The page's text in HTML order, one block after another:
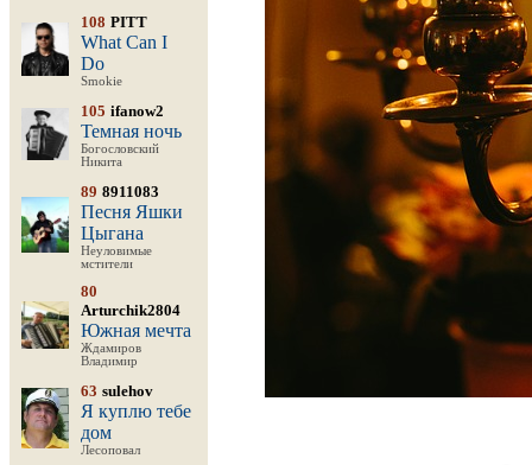
108 PITT
What Can I
Do
Smokie
105 ifanow2
Темная ночь
Богословский
Никита
89 8911083
Песня Яшки
Цыгана
Неуловимые
мстители
80
Arturchik2804
Южная мечта
Ждамиров
Владимир
63 sulehov
Я куплю тебе
дом
Лесоповал